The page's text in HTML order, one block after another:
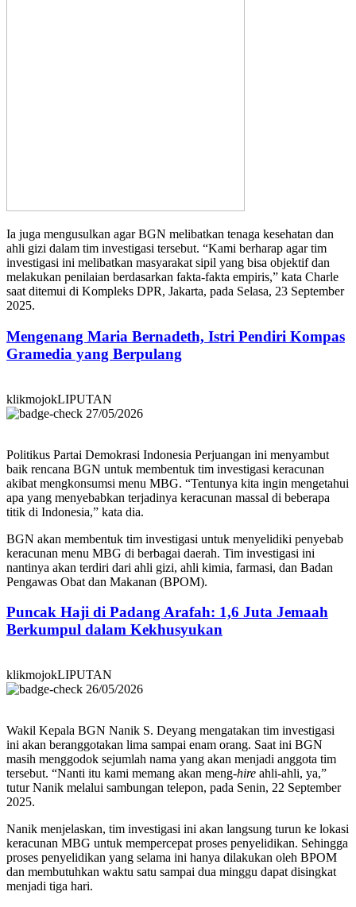
Ia juga mengusulkan agar BGN melibatkan tenaga kesehatan dan
ahli gizi dalam tim investigasi tersebut. “Kami berharap agar tim
investigasi ini melibatkan masyarakat sipil yang bisa objektif dan
melakukan penilaian berdasarkan fakta-fakta empiris,” kata Charle
saat ditemui di Kompleks DPR, Jakarta, pada Selasa, 23 September
2025.
Mengenang Maria Bernadeth, Istri Pendiri Kompas
Gramedia yang Berpulang
klikmojokLIPUTAN
27/05/2026
Politikus Partai Demokrasi Indonesia Perjuangan ini menyambut
baik rencana BGN untuk membentuk tim investigasi keracunan
akibat mengkonsumsi menu MBG. “Tentunya kita ingin mengetahui
apa yang menyebabkan terjadinya keracunan massal di beberapa
titik di Indonesia,” kata dia.
BGN akan membentuk tim investigasi untuk menyelidiki penyebab
keracunan menu MBG di berbagai daerah. Tim investigasi ini
nantinya akan terdiri dari ahli gizi, ahli kimia, farmasi, dan Badan
Pengawas Obat dan Makanan (BPOM).
Puncak Haji di Padang Arafah: 1,6 Juta Jemaah
Berkumpul dalam Kekhusyukan
klikmojokLIPUTAN
26/05/2026
Wakil Kepala BGN Nanik S. Deyang mengatakan tim investigasi
ini akan beranggotakan lima sampai enam orang. Saat ini BGN
masih menggodok sejumlah nama yang akan menjadi anggota tim
tersebut. “Nanti itu kami memang akan meng-hire ahli-ahli, ya,”
tutur Nanik melalui sambungan telepon, pada Senin, 22 September
2025.
Nanik menjelaskan, tim investigasi ini akan langsung turun ke lokasi
keracunan MBG untuk mempercepat proses penyelidikan. Sehingga
proses penyelidikan yang selama ini hanya dilakukan oleh BPOM
dan membutuhkan waktu satu sampai dua minggu dapat disingkat
menjadi tiga hari.